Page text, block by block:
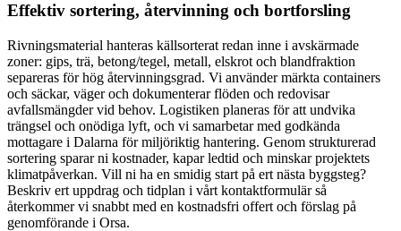
Effektiv sortering, återvinning och bortforsling
Rivningsmaterial hanteras källsorterat redan inne i avskärmade
zoner: gips, trä, betong/tegel, metall, elskrot och blandfraktion
separeras för hög återvinningsgrad. Vi använder märkta containers
och säckar, väger och dokumenterar flöden och redovisar
avfallsmängder vid behov. Logistiken planeras för att undvika
trängsel och onödiga lyft, och vi samarbetar med godkända
mottagare i Dalarna för miljöriktig hantering. Genom strukturerad
sortering sparar ni kostnader, kapar ledtid och minskar projektets
klimatpåverkan. Vill ni ha en smidig start på ert nästa byggsteg?
Beskriv ert uppdrag och tidplan i vårt kontaktformulär så
återkommer vi snabbt med en kostnadsfri offert och förslag på
genomförande i Orsa.